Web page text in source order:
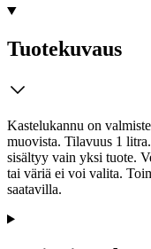
Tuotekuvaus
Kastelukannu on
muovista. Tilavuus 1
sisältyy vain yksi tuote.
tai väriä ei voi valita.
saatavilla.